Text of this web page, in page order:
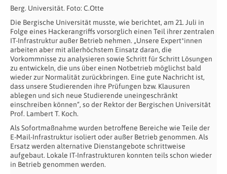
Berg. Universität. Foto: C.Otte
Die Bergische Universität musste, wie berichtet, am 21. Juli in
Folge eines Hackerangriffs vorsorglich einen Teil ihrer zentralen
IT-Infrastruktur außer Betrieb nehmen. „Unsere Expert*innen
arbeiten aber mit allerhöchstem Einsatz daran, die
Vorkommnisse zu analysieren sowie Schritt für Schritt Lösungen
zu entwickeln, die uns über einen Notbetrieb möglichst bald
wieder zur Normalität zurückbringen. Eine gute Nachricht ist,
dass unsere Studierenden ihre Prüfungen bzw. Klausuren
ablegen und sich neue Studierende uneingeschränkt
einschreiben können“, so der Rektor der Bergischen Universität
Prof. Lambert T. Koch.
Als Sofortmaßnahme wurden betroffene Bereiche wie Teile der
E-Mail-Infrastruktur isoliert oder außer Betrieb genommen. Als
Ersatz werden alternative Dienstangebote schrittweise
aufgebaut. Lokale IT-Infrastrukturen konnten teils schon wieder
in Betrieb genommen werden.